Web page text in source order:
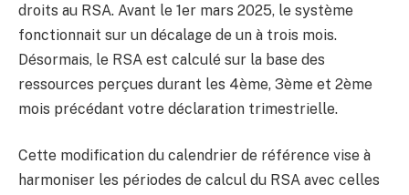
droits au RSA. Avant le 1er mars 2025, le système
fonctionnait sur un décalage de un à trois mois.
Désormais, le RSA est calculé sur la base des
ressources perçues durant les 4ème, 3ème et 2ème
mois précédant votre déclaration trimestrielle.
Cette modification du calendrier de référence vise à
harmoniser les périodes de calcul du RSA avec celles